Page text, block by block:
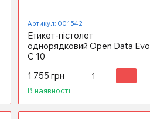
Артикул: 001542
Етикет-пістолет
однорядковий Open Data Evo
С 10
1 755 грн
В наявності